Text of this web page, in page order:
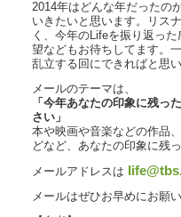
2014年はどんな年だったの
いきたいと思います。リス
く、今年のLifeを振り返っ
望などもお待ちしてます。
乱立する回にできればと思
メールのテーマは、
「今年あなたの印象に残っ
さい」
本や映画や音楽などの作品
どなど、あなたの印象に残
メールアドレスは
メールはぜひお早めにお願